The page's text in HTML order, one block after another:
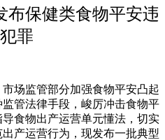
布保健类食物平安违
罪
场监管部分加强食物平安凸起
管法律手段，峻厉冲击食物平
食物出产运营单元懂法，切实
产运营行为，现发布一批典型